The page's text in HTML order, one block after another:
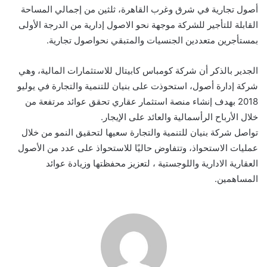
أصول تجارية في شرق وغرب القاهرة، ثلثين من إجمالي المساحة
القابلة للتأجير للشركة موجهة نحو الاصول إدارية من الدرجة الأولى
بمستأجرين متعددين الجنسيات والمتبقي نحواصول تجارية.
الجدير بالذكر أن شركة كومباس كابيتال للاستثمارات المالية، وهي
شركة إدارة أصول، استحوذت على بنيان للتنمية والتجارة في يوليو
2018 بهدف إنشاء منصة استثمار عقاري تحقق عوائد مرتفعة من
خلال الأرباح الرأسمالية والعائد على الإيجار.
تواصل شركة بنيان للتنمية والتجارة سعيها لتحقيق النمو من خلال
عمليات الاستحواذ، وتتفاوض حاليًا للاستحواذ على عدد من الأصول
العقارية الادارية واللوجستية ، لتعزيز محفظتها وزيادة عوائد
المساهمين.